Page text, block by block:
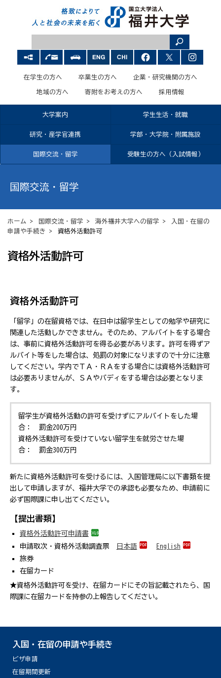
在学生の方へ 卒業生の方へ 企業・研究機関の方へ
地域の方へ 寄附をお考えの方へ 採用情報
大学案内 学生生活・就職
研究・産学官連携 学部・大学院・附属施設
国際交流・留学 受験生の方へ（入試情報）
国際交流・留学
ホーム > 国際交流・留学 > 海外→福井大学への留学 >
入国・在留の
申請や手続き > 資格外活動許可
資格外活動許可
資格外活動許可
「留学」の在留資格では、在日中は留学生としての勉学や研究に
関連した活動しかできません。そのため、アルバイトをする場合
は、事前に資格外活動許可を得る必要があります。許可を得ずア
ルバイト等をした場合は、処罰の対象になりますので十分に注意
してください。学内でＴＡ・ＲＡをする場合には資格外活動許可
は必要ありませんが、ＳＡやバディをする場合は必要となりま
す。
留学生が資格外活動の許可を受けずにアルバイトをした場
合： 罰金200万円
資格外活動許可を受けていない留学生を就労させた場
合： 罰金300万円
新たに資格外活動許可を受けるには、入国管理局に以下書類を提
出して申請しますが、福井大学での承認も必要なため、申請前に
必ず国際課に申し出てください。
【提出書類】
資格外活動許可申請書
申請取次・資格外活動調査票
日本語
English
旅券
在留カード
★資格外活動許可を受け、在留カードにその旨記載されたら、国
際課に在留カードを持参の上報告してください。
入国・在留の申請や手続き
ビザ申請
在留期間更新